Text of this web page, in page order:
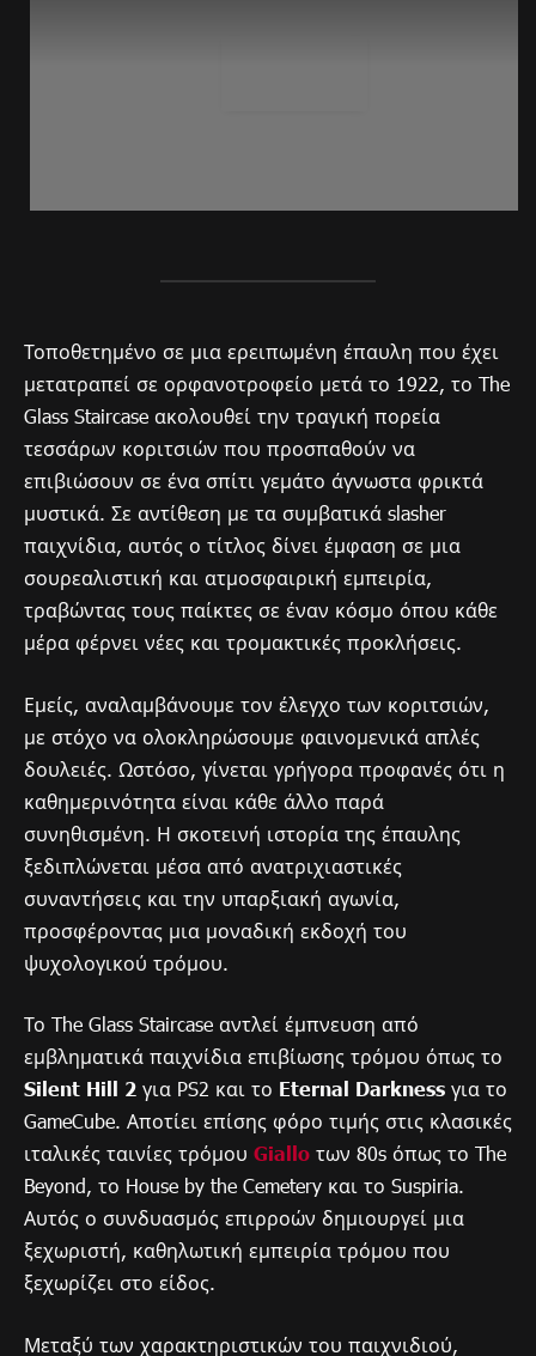
Τοποθετημένο σε μια ερειπωμένη έπαυλη που έχει
μετατραπεί σε ορφανοτροφείο μετά το 1922, το The
Glass Staircase ακολουθεί την τραγική πορεία
τεσσάρων κοριτσιών που προσπαθούν να
επιβιώσουν σε ένα σπίτι γεμάτο άγνωστα φρικτά
μυστικά. Σε αντίθεση με τα συμβατικά slasher
παιχνίδια, αυτός ο τίτλος δίνει έμφαση σε μια
σουρεαλιστική και ατμοσφαιρική εμπειρία,
τραβώντας τους παίκτες σε έναν κόσμο όπου κάθε
μέρα φέρνει νέες και τρομακτικές προκλήσεις.
Εμείς, αναλαμβάνουμε τον έλεγχο των κοριτσιών,
με στόχο να ολοκληρώσουμε φαινομενικά απλές
δουλειές. Ωστόσο, γίνεται γρήγορα προφανές ότι η
καθημερινότητα είναι κάθε άλλο παρά
συνηθισμένη. Η σκοτεινή ιστορία της έπαυλης
ξεδιπλώνεται μέσα από ανατριχιαστικές
συναντήσεις και την υπαρξιακή αγωνία,
προσφέροντας μια μοναδική εκδοχή του
ψυχολογικού τρόμου.
Το The Glass Staircase αντλεί έμπνευση από
εμβληματικά παιχνίδια επιβίωσης τρόμου όπως το
Silent Hill 2 για PS2 και το Eternal Darkness για το
GameCube. Αποτίει επίσης φόρο τιμής στις κλασικές
ιταλικές ταινίες τρόμου Giallo των 80s όπως το The
Beyond, το House by the Cemetery και το Suspiria.
Αυτός ο συνδυασμός επιρροών δημιουργεί μια
ξεχωριστή, καθηλωτική εμπειρία τρόμου που
ξεχωρίζει στο είδος.
Μεταξύ των χαρακτηριστικών του παιχνιδιού,